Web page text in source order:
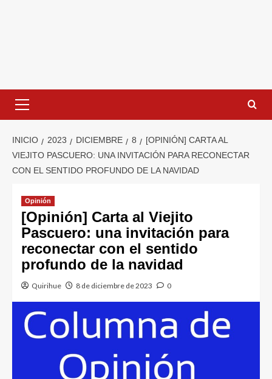
INICIO 2023 DICIEMBRE 8
[OPINIÓN] CARTA AL
VIEJITO PASCUERO: UNA INVITACIÓN PARA RECONECTAR
CON EL SENTIDO PROFUNDO DE LA NAVIDAD
Opinión
[Opinión] Carta al Viejito
Pascuero: una invitación para
reconectar con el sentido
profundo de la navidad
Quirihue 8 de diciembre de 2023 0